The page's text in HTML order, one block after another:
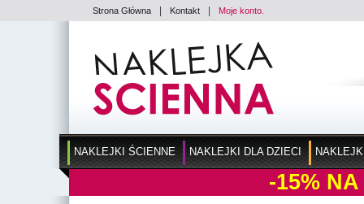
Strona Główna Kontakt Moje konto.
NAKLEJKI ŚCIENNE NAKLEJKI DLA DZIECI
-15% NA